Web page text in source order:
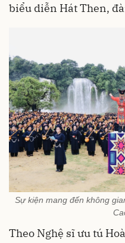
biểu diễn Hát Then,
Sự kiện mang đến không
Theo Nghệ sĩ ưu tú